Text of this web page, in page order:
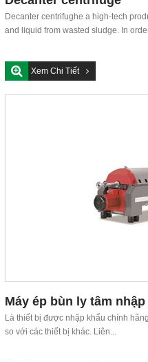
Decanter centrifughe a high-tech
and liquid from wasted sludge. In
Xem Chi Tiết
Máy ép bùn ly tâm
Là thiết bị được nhập khẩu chính
so với các thiết bị khác. Liên...